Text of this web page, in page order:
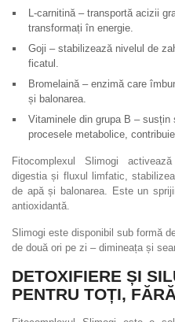
L-carnitină – transportă acizii
transformați în energie.
Goji – stabilizează nivelul de
ficatul.
Bromelaină – enzimă care
și balonarea.
Vitaminele din grupa B –
procesele metabolice,
Fitocomplexul Slimogi
digestia și fluxul limfatic,
de apă și balonarea. Este un
antioxidantă.
Slimogi este disponibil sub formă
de două ori pe zi – dimineața și
DETOXIFIERE ȘI
PENTRU TOȚI,